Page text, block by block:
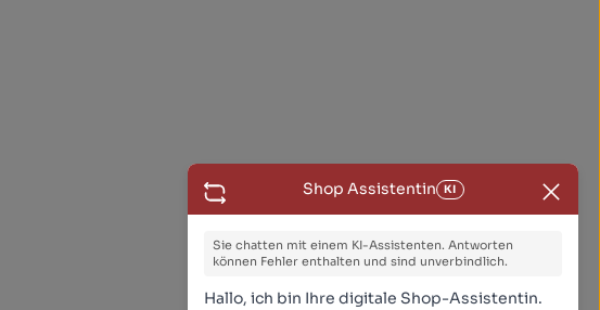
Shop Assistentin KI
Sie chatten mit einem KI-Assistenten. Antworten
können Fehler enthalten und sind unverbindlich.
Hallo, ich bin Ihre digitale Shop-Assistentin.